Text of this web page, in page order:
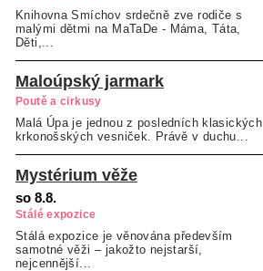
Knihovna Smíchov srdečně zve rodiče s
malými dětmi na MaTaDe - Máma, Táta,
Děti,...
Maloúpský jarmark
Poutě a cirkusy
Malá Úpa je jednou z posledních klasických
krkonošských vesniček. Právě v duchu...
Mystérium věže
so 8.8.
Stálé expozice
Stálá expozice je věnována především
samotné věži ‒ jakožto nejstarší,
nejcennější...